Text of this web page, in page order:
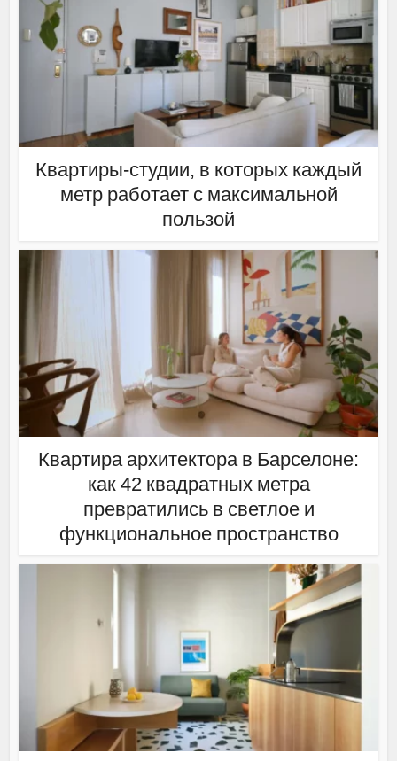
Квартиры-студии, в которых каждый
метр работает с максимальной
пользой
Квартира архитектора в Барселоне:
как 42 квадратных метра
превратились в светлое и
функциональное пространство